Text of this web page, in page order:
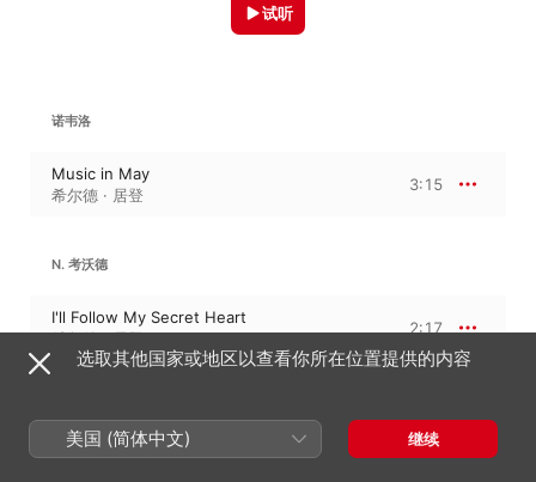
试听
诺韦洛
Music in May
希尔德 · 居登
3:15
N. 考沃德
I'll Follow My Secret Heart
希尔德 · 居登
2:17
苦涩的甜蜜
Zigeuner
选取其他国家或地区以查看你所在位置提供的内容
美国 (简体中文) 继续